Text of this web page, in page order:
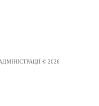
© 2026